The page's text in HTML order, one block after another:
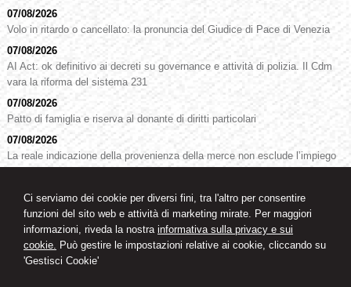
Ci serviamo dei cookie per diversi fini, tra l'altro per consentire
funzioni del sito web e attività di marketing mirate. Per maggiori
informazioni, riveda la nostra informativa sulla privacy e sui
cookie. Può gestire le impostazioni relative ai cookie, cliccando su
'Gestisci Cookie'
07/08/2026
Volo in ritardo o cancellato: la pronuncia del Giudice di Pace di Venezia
07/08/2026
AI Act: ok definitivo ai decreti su governance e attività di polizia. Il Cdm
vara la riforma del sistema 231
07/08/2026
Patto di famiglia e riserva al donante di diritti particolari
07/08/2026
La reale indicazione della provenienza della merce non esclude l’impiego
di segni o simboli decettivi
07/08/2026
Marchio Biologico Italiano: nuovo simbolo per valorizzare il bio Made in
Italy